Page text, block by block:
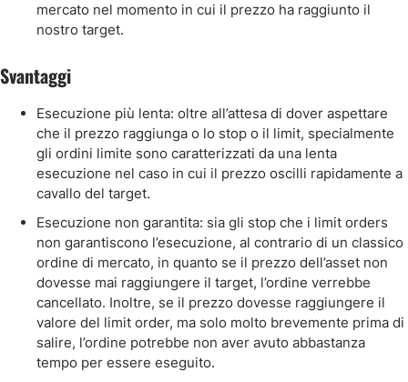
mercato nel momento in cui il prezzo ha raggiunto il
nostro target.
Svantaggi
Esecuzione più lenta: oltre all’attesa di dover aspettare
che il prezzo raggiunga o lo stop o il limit, specialmente
gli ordini limite sono caratterizzati da una lenta
esecuzione nel caso in cui il prezzo oscilli rapidamente a
cavallo del target.
Esecuzione non garantita: sia gli stop che i limit orders
non garantiscono l’esecuzione, al contrario di un classico
ordine di mercato, in quanto se il prezzo dell’asset non
dovesse mai raggiungere il target, l’ordine verrebbe
cancellato. Inoltre, se il prezzo dovesse raggiungere il
valore del limit order, ma solo molto brevemente prima di
salire, l’ordine potrebbe non aver avuto abbastanza
tempo per essere eseguito.